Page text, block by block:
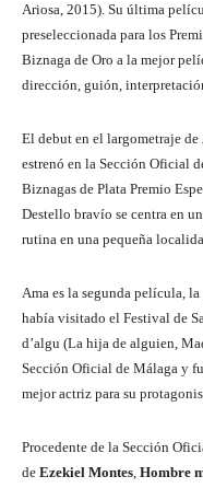
Ariosa, 2015). Su última
preseleccionada para los
Biznaga de Oro a la mejor
dirección, guión,
El debut en el largometraje de
estrenó en la Sección Oficial
Biznagas de Plata Premio
Destello bravío se centra en
rutina en una pequeña
Ama es la segunda película,
había visitado el Festival de
d’algu (La hija de alguien,
Sección Oficial de Málaga y
mejor actriz para su
Procedente de la Sección
de Ezekiel Montes, Hombre